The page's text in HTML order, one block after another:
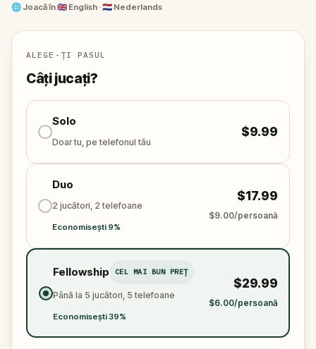
else. Walk, explore, and feel history come alive with
This is more than a game - it’s a shared adventure
through time, perfect to experience with a friend or
loved one. Lace up your boots—your escape begins
🌐 Joacă în🇬🇧 English · 🇳🇱 Nederlands
ALEGE-ȚI PASUL
Câți jucați?
Solo
Doar tu, pe telefonul tău
$9.99
Duo
2 jucători, 2 telefoane
Economisești 9%
$17.99
$9.00/persoană
Fellowship CEL MAI BUN PREȚ
Până la 5 jucători, 5 telefoane
Economisești 39%
$29.99
$6.00/persoană